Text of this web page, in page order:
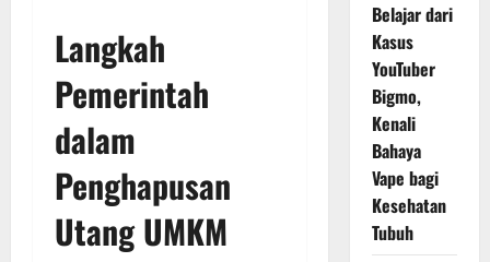
Langkah
Pemerintah
dalam
Penghapusan
Utang UMKM
Belajar dari
Kasus
YouTuber
Bigmo,
Kenali
Bahaya
Vape bagi
Kesehatan
Tubuh